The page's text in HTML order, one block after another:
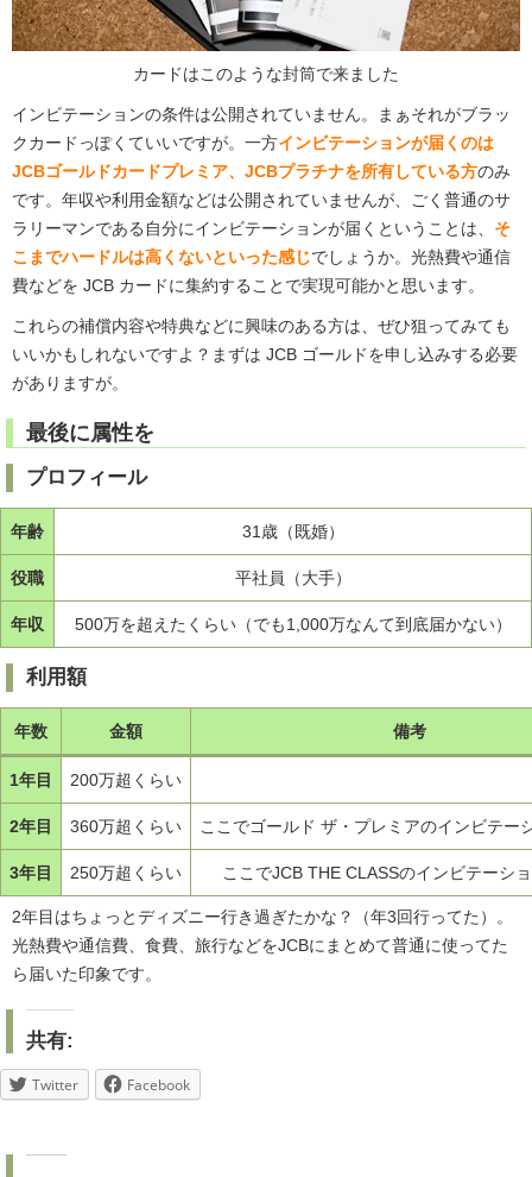
カードはこのような封筒で来ました
インビテーションの条件は公開されていません。まぁそれがブラッ
クカードっぽくていいですが。一方インビテーションが届くのは
JCBゴールドカードプレミア、JCBプラチナを所有している方のみ
です。年収や利用金額などは公開されていませんが、ごく普通のサ
ラリーマンである自分にインビテーションが届くということは、 そ
こまでハードルは高くないといった感じでしょうか。光熱費や通信
費などを JCB カードに集約することで実現可能かと思います。
これらの補償内容や特典などに興味のある方は、ぜひ狙ってみても
いいかもしれないですよ？まずは JCB ゴールドを申し込みする必要
がありますが。
最後に属性を
プロフィール
年齢 31歳（既婚）
役職 平社員（大手）
年収 500万を超えたくらい（でも1,000万なんて到底届かない）
利用額
年数 金額 備考
1年目 200万超くらい
2年目 360万超くらい ここでゴールド ザ・プレミアのインビテー
3年目 250万超くらい ここでJCB THE CLASSのインビテーシ
2年目はちょっとディズニー行き過ぎたかな？（年3回行ってた）。
光熱費や通信費、食費、旅行などをJCBにまとめて普通に使ってた
ら届いた印象です。
共有:
Twitter Facebook